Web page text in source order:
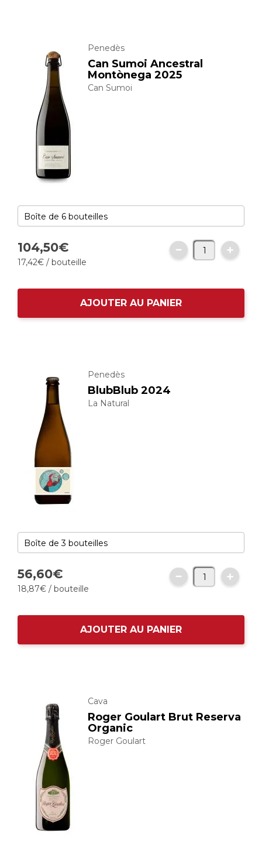
Penedès
Can Sumoi Ancestral
Montònega 2025
Can Sumoi
104,50€
17,42€ / bouteille
AJOUTER AU PANIER
Penedès
BlubBlub 2024
La Natural
56,60€
18,87€ / bouteille
AJOUTER AU PANIER
Cava
Roger Goulart Brut Reserva
Organic
Roger Goulart